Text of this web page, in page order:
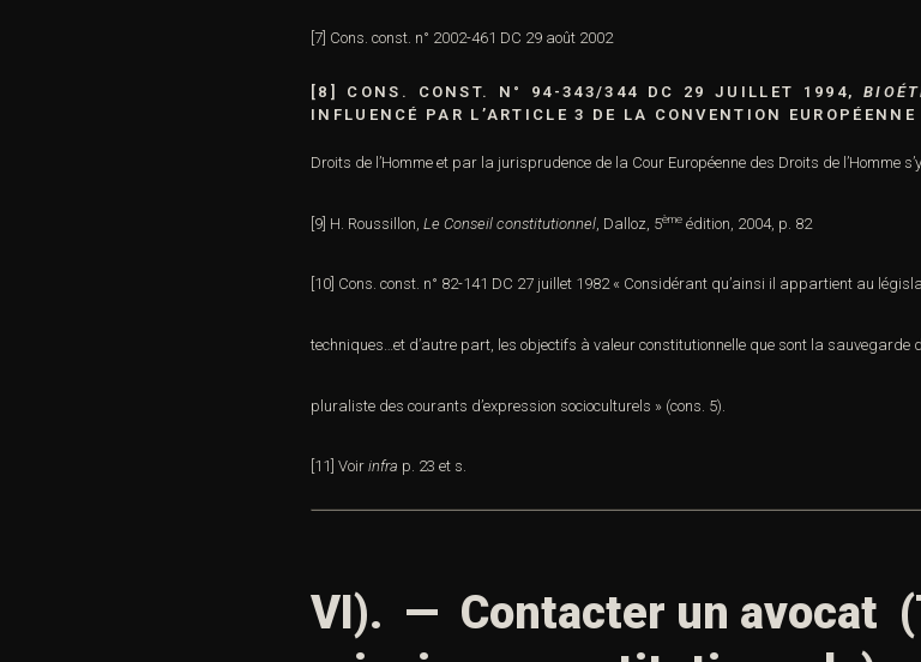
[7] Cons. const. n° 2002-461 DC 29 août 2002
[8] CONS. CONST. N° 94-343/344 DC 29 JUILLET 1994,
INFLUENCÉ PAR L’ARTICLE 3 DE LA CONVENTION EUROPÉENNE
Droits de l’Homme et par la jurisprudence de la Cour Européenne des Droits de l’Homme
[9] H. Roussillon, Le Conseil constitutionnel , Dalloz, 5ème édition, 2004, p. 82
[10] Cons. const. n° 82-141 DC 27 juillet 1982 « Considérant qu’ainsi il appartient au
techniques…et d’autre part, les objectifs à valeur constitutionnelle que sont la
pluraliste des courants d’expression socioculturels » (cons. 5).
[11] Voir infra p. 23 et s.
VI). — Contacter un avocat